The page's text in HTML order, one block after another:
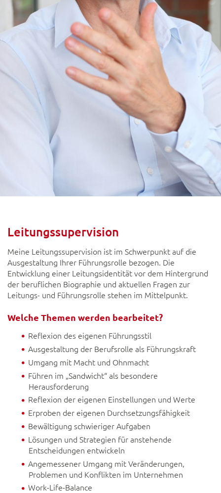
Leitungssupervision
Meine Leitungssupervision ist im Schwerpunkt auf die
Ausgestaltung Ihrer Führungsrolle bezogen. Die
Entwicklung einer Leitungsidentität vor dem Hintergrund
der beruflichen Biographie und aktuellen Fragen zur
Leitungs- und Führungsrolle stehen im Mittelpunkt.
Welche Themen werden bearbeitet?
Reflexion des eigenen Führungsstil
Ausgestaltung der Berufsrolle als Führungskraft
Umgang mit Macht und Ohnmacht
Führen im „Sandwicht“ als besondere
Herausforderung
Reflexion der eigenen Einstellungen und Werte
Erproben der eigenen Durchsetzungsfähigkeit
Bewältigung schwieriger Aufgaben
Lösungen und Strategien für anstehende
Entscheidungen entwickeln
Angemessener Umgang mit Veränderungen,
Problemen und Konflikten im Unternehmen
Work-Life-Balance